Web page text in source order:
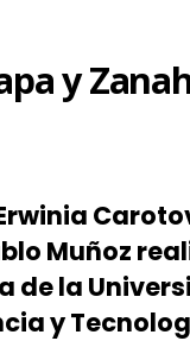
y
Muñoz
de la
y